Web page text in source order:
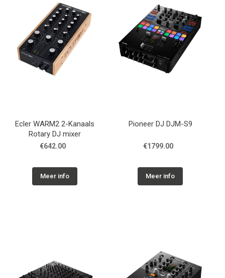
Ecler WARM2 2-Kanaals
Rotary DJ mixer
€642.00
Meer info
Pioneer DJ DJM-S9
€1799.00
Meer info